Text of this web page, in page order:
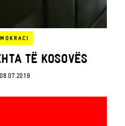
TË KOSOVËS